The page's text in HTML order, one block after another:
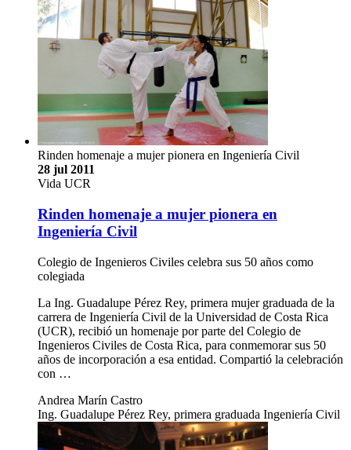
Rinden homenaje a mujer pionera en Ingeniería Civil
28 jul 2011
Vida UCR
Rinden homenaje a mujer pionera en
Ingeniería Civil
Colegio de Ingenieros Civiles celebra sus 50 años como
colegiada
La Ing. Guadalupe Pérez Rey, primera mujer graduada de la
carrera de Ingeniería Civil de la Universidad de Costa Rica
(UCR), recibió un homenaje por parte del Colegio de
Ingenieros Civiles de Costa Rica, para conmemorar sus 50
años de incorporación a esa entidad. Compartió la celebración
con …
Andrea Marín Castro
Ing. Guadalupe Pérez Rey, primera graduada Ingeniería Civil